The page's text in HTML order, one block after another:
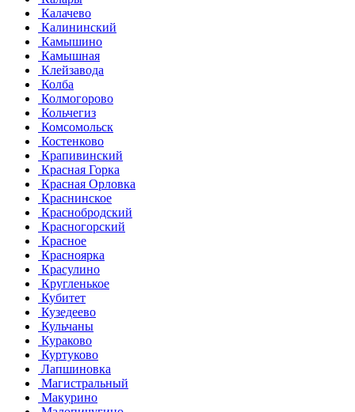
Калачево
Калининский
Камышино
Камышная
Клейзавода
Колба
Колмогорово
Кольчегиз
Комсомольск
Костенково
Крапивинский
Красная Горка
Красная Орловка
Краснинское
Краснобродский
Красногорский
Красное
Красноярка
Красулино
Кругленькое
Кубитет
Кузедеево
Кульчаны
Кураково
Куртуково
Лапшиновка
Магистральный
Макурино